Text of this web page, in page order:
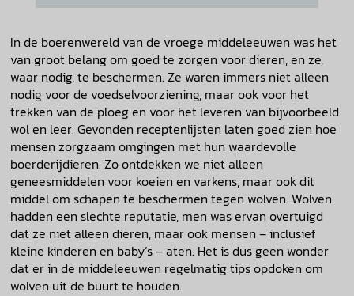
In de boerenwereld van de vroege middeleeuwen was het
van groot belang om goed te zorgen voor dieren, en ze,
waar nodig, te beschermen. Ze waren immers niet alleen
nodig voor de voedselvoorziening, maar ook voor het
trekken van de ploeg en voor het leveren van bijvoorbeeld
wol en leer. Gevonden receptenlijsten laten goed zien hoe
mensen zorgzaam omgingen met hun waardevolle
boerderijdieren. Zo ontdekken we niet alleen
geneesmiddelen voor koeien en varkens, maar ook dit
middel om schapen te beschermen tegen wolven. Wolven
hadden een slechte reputatie, men was ervan overtuigd
dat ze niet alleen dieren, maar ook mensen – inclusief
kleine kinderen en baby’s – aten. Het is dus geen wonder
dat er in de middeleeuwen regelmatig tips opdoken om
wolven uit de buurt te houden.